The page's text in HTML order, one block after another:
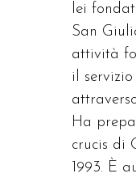
lei
San
attività
il
Ha
crucis di
1993. È